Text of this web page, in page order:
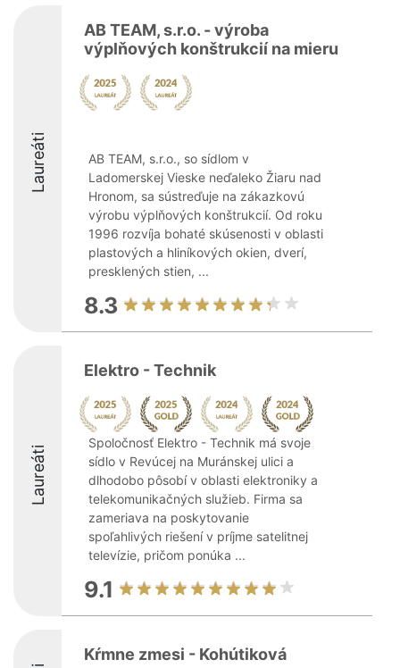
Laureáti
AB TEAM, s.r.o. - výroba
výplňových konštrukcií na mieru
AB TEAM, s.r.o., so sídlom v
Ladomerskej Vieske neďaleko Žiaru nad
Hronom, sa sústreďuje na zákazkovú
výrobu výplňových konštrukcií. Od roku
1996 rozvíja bohaté skúsenosti v oblasti
plastových a hliníkových okien, dverí,
presklených stien, ...
8.3
Laureáti
Elektro - Technik
Spoločnosť Elektro - Technik má svoje
sídlo v Revúcej na Muránskej ulici a
dlhodobo pôsobí v oblasti elektroniky a
telekomunikačných služieb. Firma sa
zameriava na poskytovanie
spoľahlivých riešení v príjme satelitnej
televízie, pričom ponúka ...
9.1
Kŕmne zmesi - Kohútiková